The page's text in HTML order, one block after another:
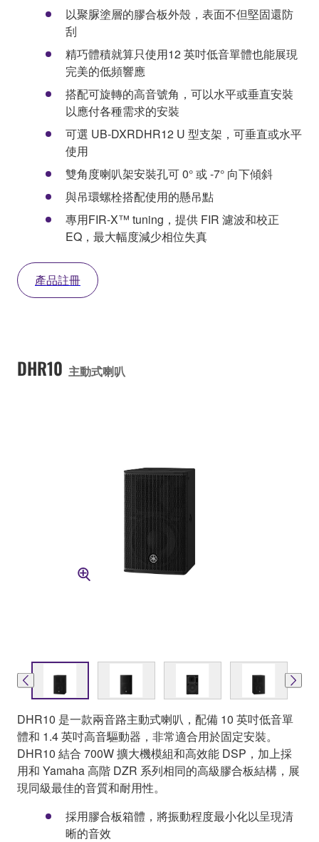
以聚脲塗層的膠合板外殼，表面不但堅固還防
刮
精巧體積就算只使用12 英吋低音單體也能展現
完美的低頻響應
搭配可旋轉的高音號角，可以水平或垂直安裝
以應付各種需求的安裝
可選 UB-DXRDHR12 U 型支架，可垂直或水平
使用
雙角度喇叭架安裝孔可 0° 或 -7° 向下傾斜
與吊環螺栓搭配使用的懸吊點
專用FIR-X™ tuning，提供 FIR 濾波和校正
EQ，最大幅度減少相位失真
產品註冊
DHR10 主動式喇叭
DHR10 是一款兩音路主動式喇叭，配備 10 英吋低音單
體和 1.4 英吋高音驅動器，非常適合用於固定安裝。
DHR10 結合 700W 擴大機模組和高效能 DSP，加上採
用和 Yamaha 高階 DZR 系列相同的高級膠合板結構，展
現同級最佳的音質和耐用性。
採用膠合板箱體，將振動程度最小化以呈現清
晰的音效